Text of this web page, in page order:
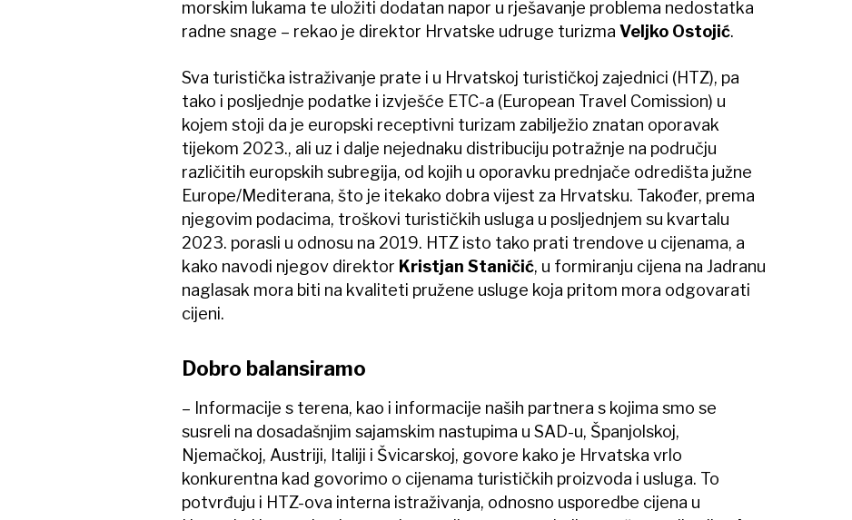
morskim lukama te uložiti dodatan napor u rješavanje problema nedostatka
radne snage – rekao je direktor Hrvatske udruge turizma Veljko Ostojić​.
Sva turistička istraživanje prate i u Hrvatskoj turističkoj zajednici (HTZ), pa
tako i posljednje podatke i izvješće ETC-a (European Travel Comission) u
kojem stoji da je europski receptivni turizam zabilježio znatan oporavak
tijekom 2023., ali uz i dalje nejednaku distribuciju potražnje na području
različitih europskih subregija, od kojih u oporavku prednjače odredišta južne
Europe/Mediterana, što je itekako dobra vijest za Hrvatsku. Također, prema
njegovim podacima, troškovi turističkih usluga u posljednjem su kvartalu
2023. porasli u odnosu na 2019. HTZ isto tako prati trendove u cijenama, a
kako navodi njegov direktor Kristjan Staničić, u formiranju cijena na Jadranu
naglasak mora biti na kvaliteti pružene usluge koja pritom mora odgovarati
cijeni.
Dobro balansiramo
– Informacije s terena, kao i informacije naših partnera s kojima smo se
susreli na dosadašnjim sajamskim nastupima u SAD-u, Španjolskoj,
Njemačkoj, Austriji, Italiji i Švicarskoj, govore kako je Hrvatska vrlo
konkurentna kad govorimo o cijenama turističkih proizvoda i usluga. To
potvrđuju i HTZ-ova interna istraživanja, odnosno usporedbe cijena u